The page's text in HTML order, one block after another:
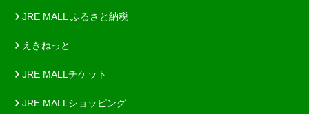
JRE MALL ふるさと納税
えきねっと
JRE MALLチケット
JRE MALLショッピング